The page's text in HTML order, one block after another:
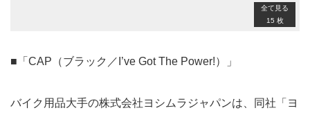
全て見る
15 枚
■「CAP（ブラック／I’ve Got The Power!）」
バイク用品大手の株式会社ヨシムラジャパンは、同社「ヨ